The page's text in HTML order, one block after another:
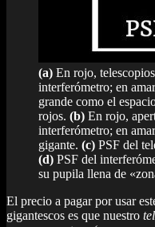
(a) En rojo,
interferómetro; en
grande como el
rojos. (b) En rojo,
interferómetro; en
gigante. (c) PSF del
(d) PSF del
su pupila llena de
El precio a pagar por usar
gigantescos es que nuestro